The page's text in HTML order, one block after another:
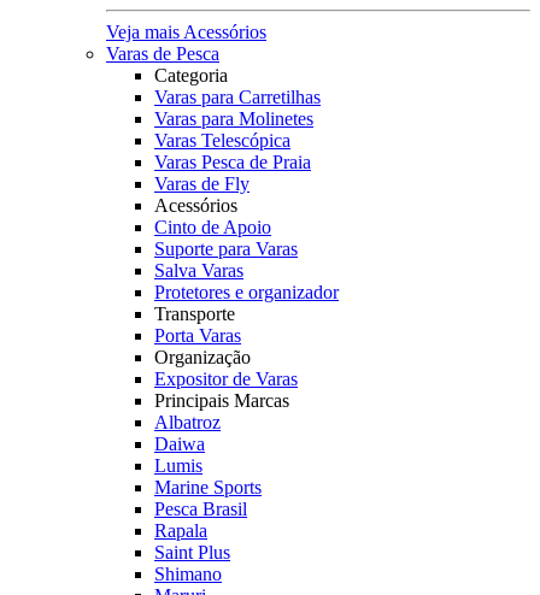
Veja mais Acessórios
Varas de Pesca
Categoria
Varas para Carretilhas
Varas para Molinetes
Varas Telescópica
Varas Pesca de Praia
Varas de Fly
Acessórios
Cinto de Apoio
Suporte para Varas
Salva Varas
Protetores e organizador
Transporte
Porta Varas
Organização
Expositor de Varas
Principais Marcas
Albatroz
Daiwa
Lumis
Marine Sports
Pesca Brasil
Rapala
Saint Plus
Shimano